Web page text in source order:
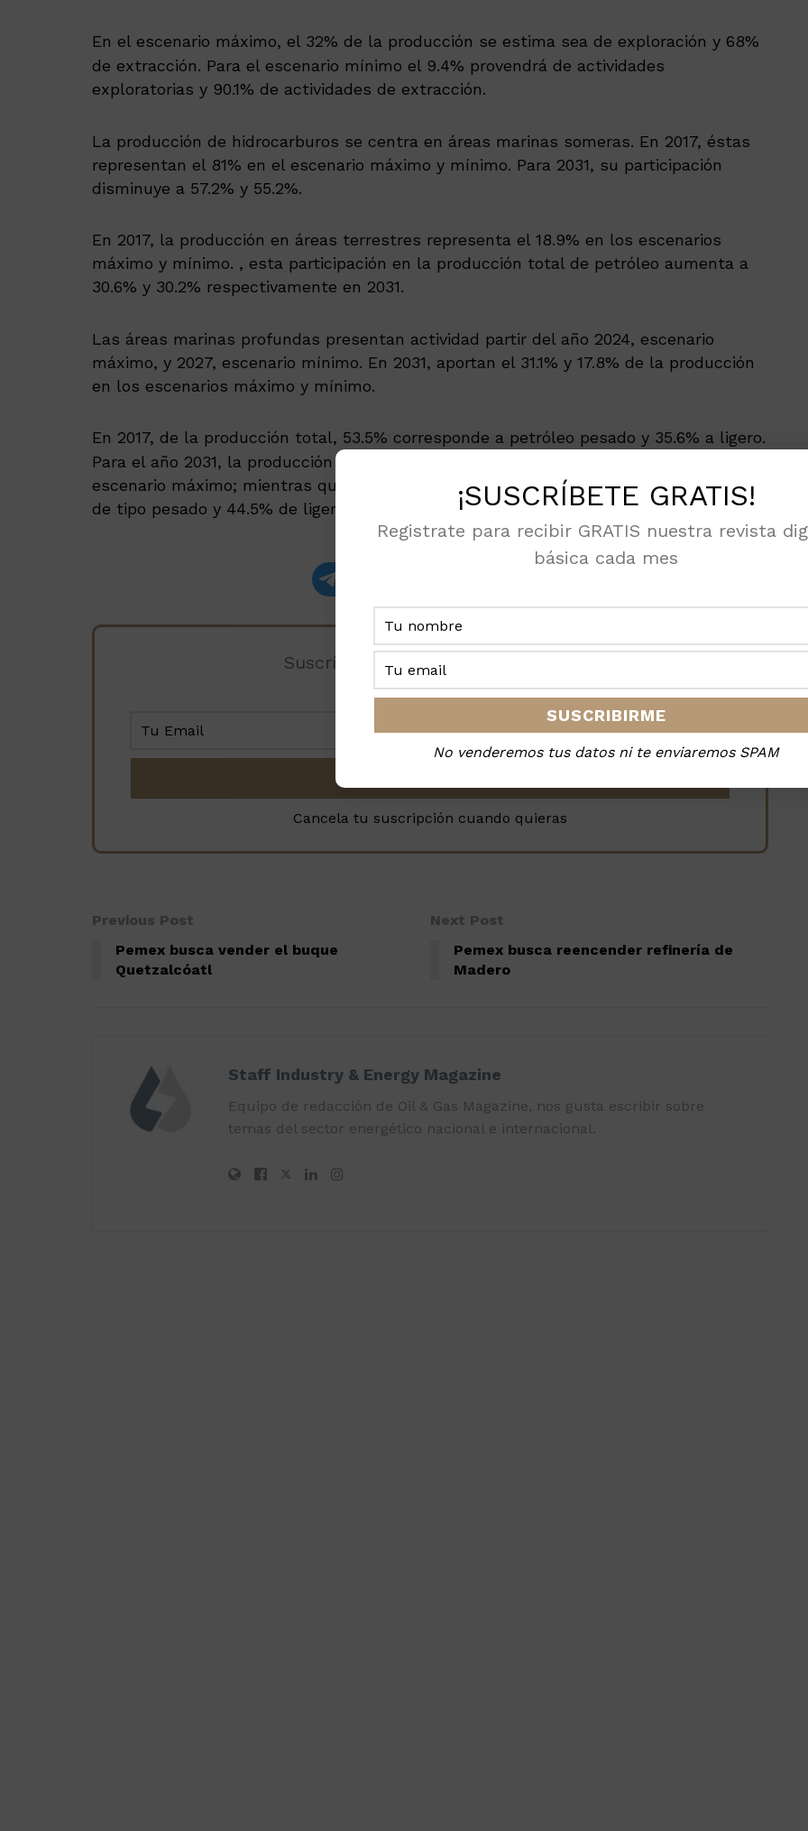
En el escenario máximo, el 32% de la producción se estima sea de exploración y 68%
de extracción. Para el escenario mínimo el 9.4% provendrá de actividades
exploratorias y 90.1% de actividades de extracción.
La producción de hidrocarburos se centra en áreas marinas someras. En 2017, éstas
representan el 81% en el escenario máximo y mínimo. Para 2031, su participación
disminuye a 57.2% y 55.2%.
En 2017, la producción en áreas terrestres representa el 18.9% en los escenarios
máximo y mínimo. , esta participación en la producción total de petróleo aumenta a
30.6% y 30.2% respectivamente en 2031.
Las áreas marinas profundas presentan actividad partir del año 2024, escenario
máximo, y 2027, escenario mínimo. En 2031, aportan el 31.1% y 17.8% de la producción
en los escenarios máximo y mínimo.
En 2017, de la producción total, 53.5% corresponde a petróleo pesado y 35.6% a ligero.
Para el año 2031, la producción es de 24.1% de petróleo pesado y 50.6% de ligero en el
escenario máximo; mientras que en el escenario mínimo, 30.5% de la producción será
de tipo pesado y 44.5% de ligero.
Suscríbete a la revista, es GRATIS
Cancela tu suscripción cuando quieras
Previous Post
Pemex busca vender el buque
Quetzalcóatl
Next Post
Pemex busca reencender refinería de
Madero
Staff Industry & Energy Magazine
Equipo de redacción de Oil & Gas Magazine, nos gusta escribir sobre
temas del sector energético nacional e internacional.
¡SUSCRÍBETE GRATIS!
Registrate para recibir GRATIS nuestra revista
básica cada mes
No venderemos tus datos ni te enviaremos SPAM